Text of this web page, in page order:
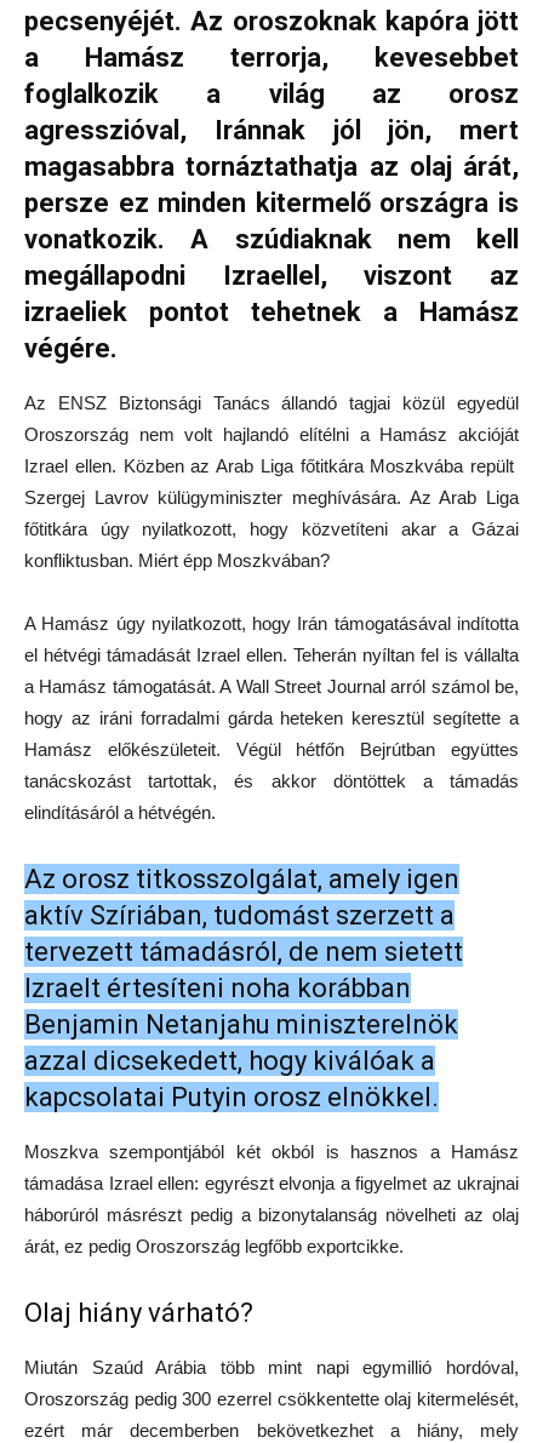
pecsenyéjét. Az oroszoknak kapóra jött
a Hamász terrorja, kevesebbet
foglalkozik a világ az orosz
agresszióval, Iránnak jól jön, mert
magasabbra tornáztathatja az olaj árát,
persze ez minden kitermelő országra is
vonatkozik. A szúdiaknak nem kell
megállapodni Izraellel, viszont az
izraeliek pontot tehetnek a Hamász
végére.
Az ENSZ Biztonsági Tanács állandó tagjai közül egyedül
Oroszország nem volt hajlandó elítélni a Hamász akcióját
Izrael ellen. Közben az Arab Liga főtitkára Moszkvába repült
Szergej Lavrov külügyminiszter meghívására. Az Arab Liga
főtitkára úgy nyilatkozott, hogy közvetíteni akar a Gázai
konfliktusban. Miért épp Moszkvában?
A Hamász úgy nyilatkozott, hogy Irán támogatásával indította
el hétvégi támadását Izrael ellen. Teherán nyíltan fel is vállalta
a Hamász támogatását. A Wall Street Journal arról számol be,
hogy az iráni forradalmi gárda heteken keresztül segítette a
Hamász előkészületeit. Végül hétfőn Bejrútban együttes
tanácskozást tartottak, és akkor döntöttek a támadás
elindításáról a hétvégén.
Az orosz titkosszolgálat, amely igen
aktív Szíriában, tudomást szerzett a
tervezett támadásról, de nem sietett
Izraelt értesíteni noha korábban
Benjamin Netanjahu miniszterelnök
azzal dicsekedett, hogy kiválóak a
kapcsolatai Putyin orosz elnökkel.
Moszkva szempontjából két okból is hasznos a Hamász
támadása Izrael ellen: egyrészt elvonja a figyelmet az ukrajnai
háborúról másrészt pedig a bizonytalanság növelheti az olaj
árát, ez pedig Oroszország legfőbb exportcikke.
Olaj hiány várható?
Miután Szaúd Arábia több mint napi egymillió hordóval,
Oroszország pedig 300 ezerrel csökkentette olaj kitermelését,
ezért már decemberben bekövetkezhet a hiány, mely